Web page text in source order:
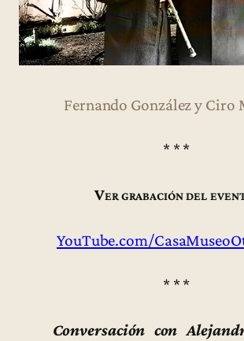
Fernando González y Ciro
* * *
Ver grabación del
YouTube.com/
* * *
Conversación con